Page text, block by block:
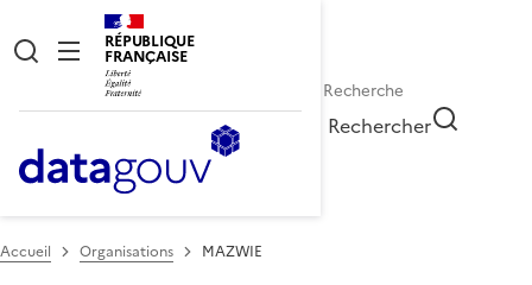
RÉPUBLIQUE
FRANÇAISE
Rechercher
Accueil Organisations MAZWIE